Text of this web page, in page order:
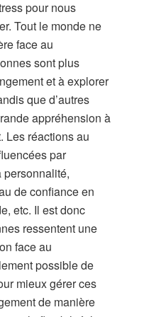
pour nous
Tout le monde ne
face au
sont plus
et à explorer
que d’autres
appréhension à
Les réactions au
par
personnalité,
de confiance en
etc. Il est donc
ressentent une
face au
possible de
mieux gérer ces
de manière